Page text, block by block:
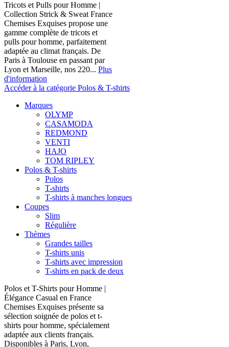
Tricots et Pulls pour Homme |
Collection Strick & Sweat France
Chemises Exquises propose une
gamme complète de tricots et
pulls pour homme, parfaitement
adaptée au climat français. De
Paris à Toulouse en passant par
Lyon et Marseille, nos 220... Plus
d'information
Accéder à la catégorie Polos & T-shirts
Marques
OLYMP
CASAMODA
REDMOND
VENTI
HAJO
TOM RIPLEY
Polos & T-shirts
Polos
T-shirts
T-shirts à manches longues
Coupes
Slim
Régulière
Thèmes
Grandes tailles
T-shirts unis
T-shirts avec impression
T-shirts en pack de deux
Polos et T-Shirts pour Homme |
Élégance Casual en France
Chemises Exquises présente sa
sélection soignée de polos et t-
shirts pour homme, spécialement
adaptée aux clients français.
Disponibles à Paris, Lyon,